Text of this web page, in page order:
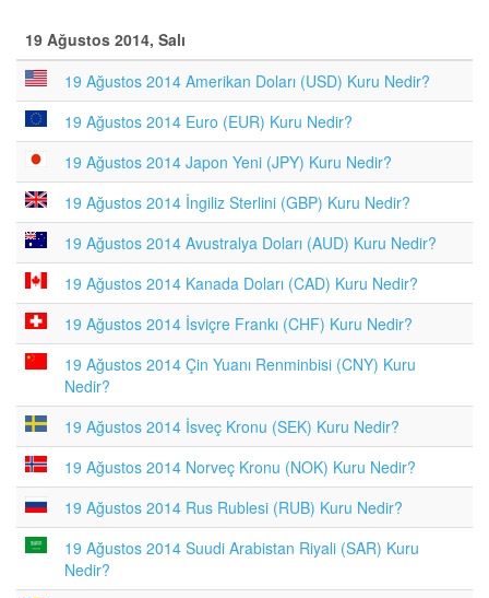
19 Ağustos 2014, Salı
19 Ağustos 2014 Amerikan Doları (USD) Kuru Nedir?
19 Ağustos 2014 Euro (EUR) Kuru Nedir?
19 Ağustos 2014 Japon Yeni (JPY) Kuru Nedir?
19 Ağustos 2014 İngiliz Sterlini (GBP) Kuru Nedir?
19 Ağustos 2014 Avustralya Doları (AUD) Kuru Nedir?
19 Ağustos 2014 Kanada Doları (CAD) Kuru Nedir?
19 Ağustos 2014 İsviçre Frankı (CHF) Kuru Nedir?
19 Ağustos 2014 Çin Yuanı Renminbisi (CNY) Kuru
Nedir?
19 Ağustos 2014 İsveç Kronu (SEK) Kuru Nedir?
19 Ağustos 2014 Norveç Kronu (NOK) Kuru Nedir?
19 Ağustos 2014 Rus Rublesi (RUB) Kuru Nedir?
19 Ağustos 2014 Suudi Arabistan Riyali (SAR) Kuru
Nedir?